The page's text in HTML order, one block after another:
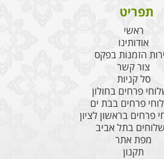
תפריט
ראשי
אודותינו
הזמנות בפקס
צור קשר
סל קניות
פרחים בחולון
פרחים בבת ים
פרחים בראשון לציון
בתל אביב
מפת אתר
תקנון